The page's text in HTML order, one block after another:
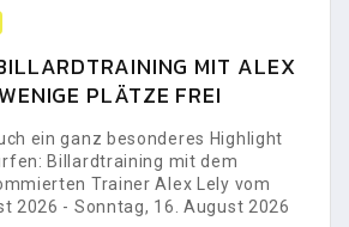
MIT ALEX
PLÄTZE FREI
ein ganz besonderes Highlight
Billardtraining mit dem
Trainer Alex Lely vom
2026 - Sonntag, 16. August 2026